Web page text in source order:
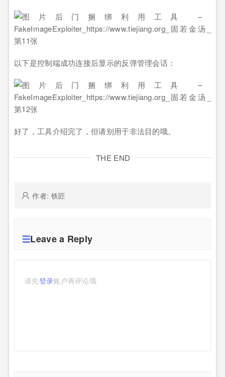
以下是控制端成功连接后显示的反弹管理会话：
好了，工具介绍完了，但请别用于非法目的哦。
THE END
作者: 铁匠
Leave a Reply
请先登录账户再评论哦